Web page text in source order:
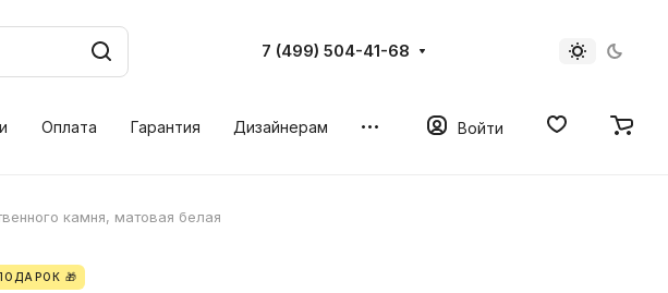
7 (499) 504-41-68
Оплата Гарантия Дизайнерам Войти
камня, матовая белая
🎁